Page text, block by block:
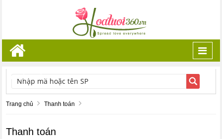
TÌM KIẾM
Trang chủ Thanh toán
Thanh toán